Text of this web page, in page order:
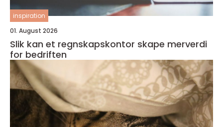
inspiration
01. August 2026
Slik kan et regnskapskontor skape merverdi
for bedriften